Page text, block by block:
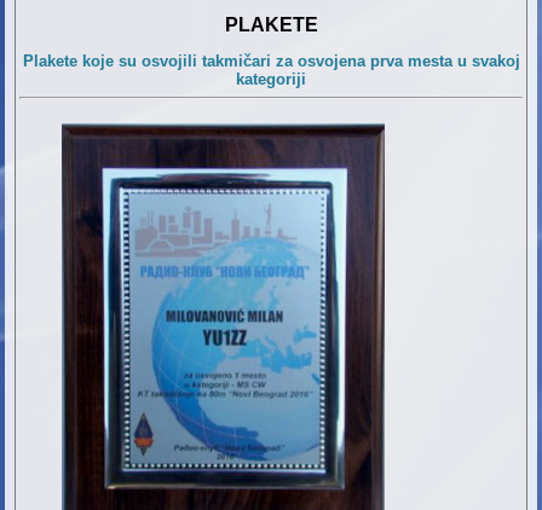
PLAKETE
Plakete koje su osvojili takmičari za osvojena prva mesta u svakoj
kategoriji